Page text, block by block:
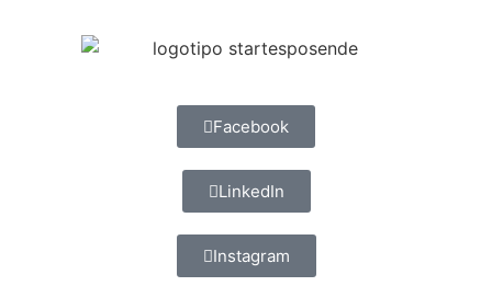
Facebook
LinkedIn
Instagram